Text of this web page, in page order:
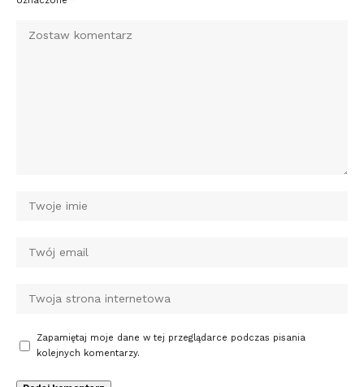
Zapamiętaj moje dane w tej przeglądarce podczas pisania
kolejnych komentarzy.